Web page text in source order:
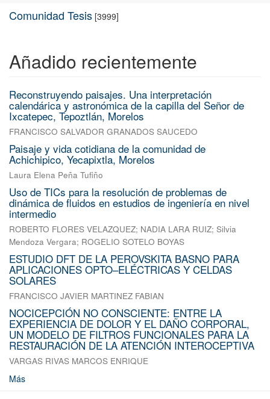
Comunidad Tesis [3999]
Añadido recientemente
Reconstruyendo paisajes. Una interpretación
calendárica y astronómica de la capilla del Señor de
Ixcatepec, Tepoztlán, Morelos
FRANCISCO SALVADOR GRANADOS SAUCEDO
Paisaje y vida cotidiana de la comunidad de
Achichipico, Yecapixtla, Morelos
Laura Elena Peña Tufiño
Uso de TICs para la resolución de problemas de
dinámica de fluidos en estudios de ingeniería en nivel
intermedio
ROBERTO FLORES VELAZQUEZ; NADIA LARA RUIZ; Silvia
Mendoza Vergara; ROGELIO SOTELO BOYAS
ESTUDIO DFT DE LA PEROVSKITA BASNO PARA
APLICACIONES OPTO–ELÉCTRICAS Y CELDAS
SOLARES
FRANCISCO JAVIER MARTINEZ FABIAN
NOCICEPCIÓN NO CONSCIENTE: ENTRE LA
EXPERIENCIA DE DOLOR Y EL DAÑO CORPORAL,
UN MODELO DE FILTROS FUNCIONALES PARA LA
RESTAURACIÓN DE LA ATENCIÓN INTEROCEPTIVA
VARGAS RIVAS MARCOS ENRIQUE
Más